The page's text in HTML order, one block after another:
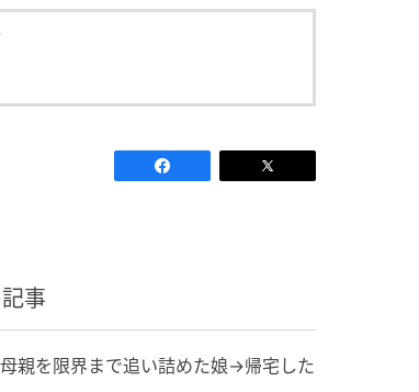
事
親を限界まで追い詰めた娘→帰宅した